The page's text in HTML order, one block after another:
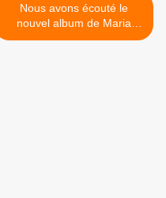
Nous avons écouté le
nouvel album de Maria
Kotrotsou ! >